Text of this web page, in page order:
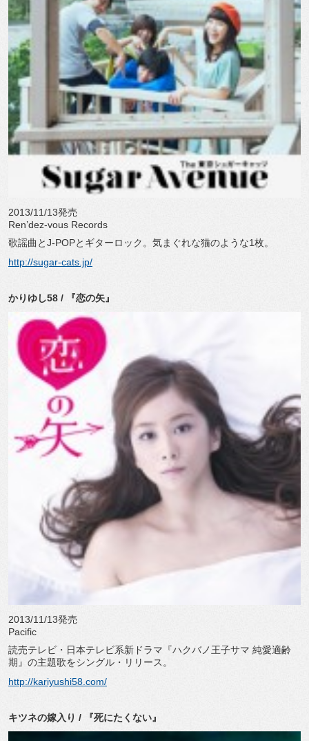
2013/11/13発売
Ren’dez-vous Records
歌謡曲とJ-POPとギターロック。気まぐれな猫のような1枚。
http://sugar-cats.jp/
かりゆし58 / 『恋の矢』
2013/11/13発売
Pacific
読売テレビ・日本テレビ系新ドラマ『ハクバノ王子サマ 純愛適齢
期』の主題歌をシングル・リリース。
http://kariyushi58.com/
キツネの嫁入り / 『死にたくない』